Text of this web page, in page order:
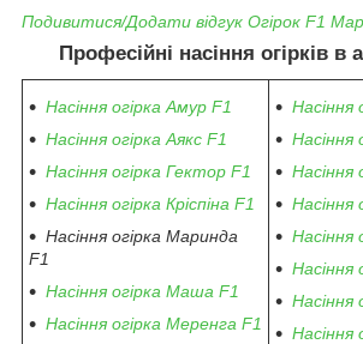
Подивитися/Додати відгук Огірок F1
Професійні насіння огірків в
Насіння огірка Амур F1
Насіння огірка Аякс F1
Насіння огірка Гектор F1
Насіння огірка Кріспіна F1
Насіння огірка Маринда
F1
Насіння огірка Маша F1
Насіння огірка Меренга F1
Насіння
Насіння
Насіння
Насіння
Насіння
Насіння
Насіння
Насіння